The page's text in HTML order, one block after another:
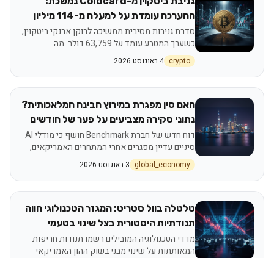
ההערכה עומדת על למעלה מ-114 מיליון
דולר שנגנבו
סדרת גניבות מסיבית ממשיכה לרוקן ארנקי ביטקוין,
כשערך המטבע עומד על 63,759 דולר. מה
המשמעות למאמצי האבטחה בעולם הקריפטו ואיך
זה משפיע על משקיעים בישראל?
crypto 4 באוגוסט 2026
האם סין מפגרת במירוץ הבינה המלאכותית?
נתוני סקירה מצביעים על פער של חודשים
מול ארה״ב
דוח חדש של חברת Benchmark חושף כי מודלי AI
סיניים עדיין מפגרים אחרי המתחרים האמריקאים,
על אף התקדמות משמעותית. מה המשמעות
למשקיעים?
global_economy 3 באוגוסט 2026
טלטלה בוול סטריט: המגזר הטכנולוגי חווה
תנודתיות היסטורית בצל שינוי בטעמי
המשקיעים
מדדי הטכנולוגיה המובילים רשמו תנודות חריפות
המאותתות על שינוי מבני בשוק ההון האמריקאי